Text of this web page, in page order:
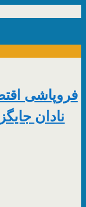
فروپاشی
نادان